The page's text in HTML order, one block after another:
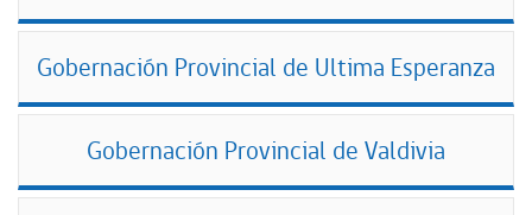
Gobernación Provincial de Ultima Esperanza
Gobernación Provincial de Valdivia